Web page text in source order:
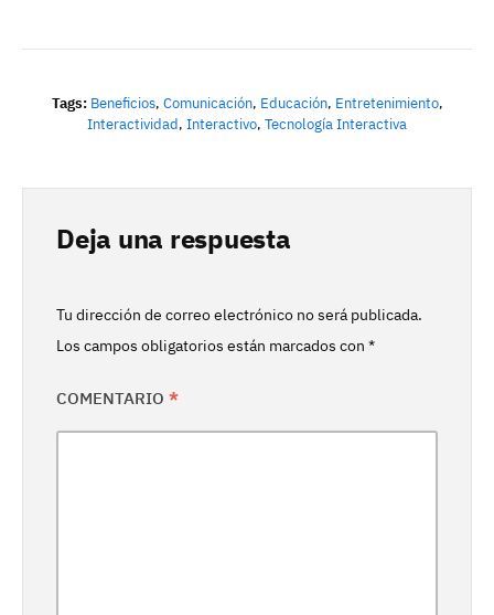
Tags: Beneficios, Comunicación, Educación, Entretenimiento,
Interactividad, Interactivo, Tecnología Interactiva
Deja una respuesta
Tu dirección de correo electrónico no será publicada.
Los campos obligatorios están marcados con *
COMENTARIO *